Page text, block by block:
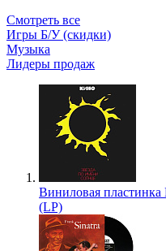
Смотреть все
Игры Б/У (скидки)
Музыка
Лидеры продаж
Виниловая
(LP)